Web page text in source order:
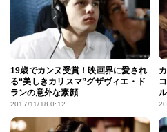
19歳でカンヌ受賞！映画界に愛され
る“美しきカリスマ”グザヴィエ・ド
ランの意外な素顔
2017/11/18 0:12